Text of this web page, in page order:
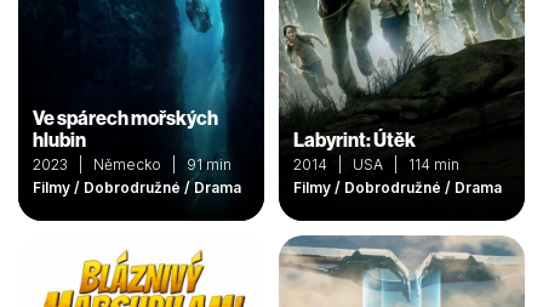
Ve spárech mořských
hlubin
2023 | Německo | 91 min
Filmy / Dobrodružné / Drama
Labyrint: Útěk
2014 | USA | 114 min
Filmy / Dobrodružné / Drama